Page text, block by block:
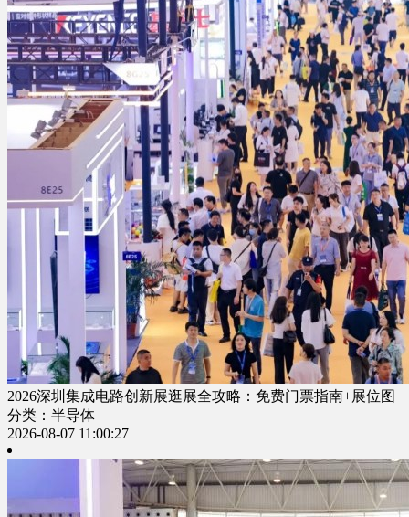
2026深圳集成电路创新展逛展全攻略：免费门票指南+展位图
分类：半导体
2026-08-07 11:00:27